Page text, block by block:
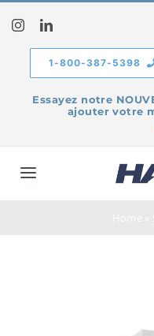
content
Essayez notre
ajouter votre
1-800-387-5398
Toggle